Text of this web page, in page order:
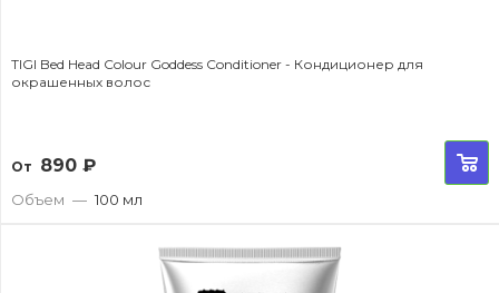
TIGI Bed Head Colour Goddess Conditioner - Кондиционер для
окрашенных волос
От 890 ₽
Объем — 100 мл